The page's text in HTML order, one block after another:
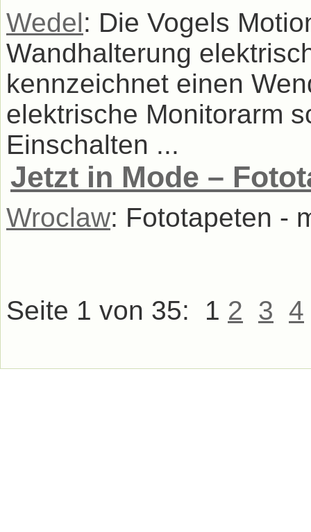
Wedel: Die Vogels
Wandhalterung
kennzeichnet einen
elektrische Monitorarm
Einschalten ...
Jetzt in Mode –
Wroclaw: Fototapeten -
Seite 1 von 35: 1 2 3 4